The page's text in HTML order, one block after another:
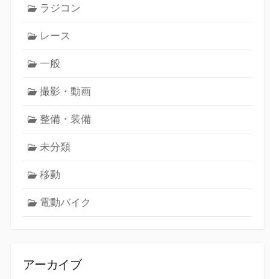
ラジコン
レース
一般
撮影・動画
整備・装備
未分類
移動
電動バイク
アーカイブ